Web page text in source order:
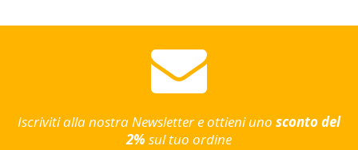
Iscriviti alla nostra Newsletter e ottieni uno sconto del
2% sul tuo ordine